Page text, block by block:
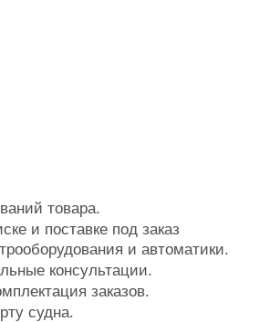
товара.
и поставке под заказ
и автоматики.
консультации.
заказов.
судна.